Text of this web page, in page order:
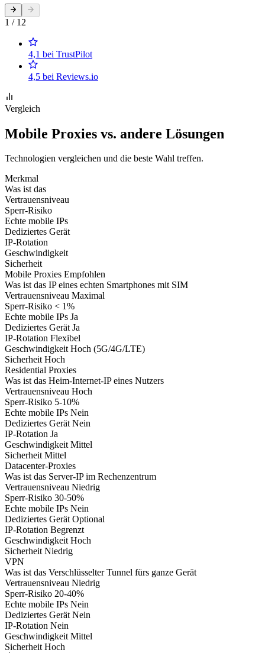
1 / 12
4,1 bei TrustPilot
4,5 bei Reviews.io
Vergleich
Mobile Proxies vs. andere Lösungen
Technologien vergleichen und die beste Wahl treffen.
Merkmal
Was ist das
Vertrauensniveau
Sperr-Risiko
Echte mobile IPs
Dediziertes Gerät
IP-Rotation
Geschwindigkeit
Sicherheit
Mobile Proxies Empfohlen
Was ist das IP eines echten Smartphones mit SIM
Vertrauensniveau Maximal
Sperr-Risiko < 1%
Echte mobile IPs Ja
Dediziertes GerätJa
IP-Rotation Flexibel
GeschwindigkeitHoch (5G/4G/LTE)
SicherheitHoch
Residential Proxies
Was ist das Heim-Internet-IP eines Nutzers
Vertrauensniveau Hoch
Sperr-Risiko 5-10%
Echte mobile IPs Nein
Dediziertes GerätNein
IP-Rotation Ja
GeschwindigkeitMittel
SicherheitMittel
Datacenter-Proxies
Was ist das Server-IP im Rechenzentrum
Vertrauensniveau Niedrig
Sperr-Risiko 30-50%
Echte mobile IPs Nein
Dediziertes GerätOptional
IP-Rotation Begrenzt
GeschwindigkeitHoch
SicherheitNiedrig
VPN
Was ist das Verschlüsselter Tunnel fürs ganze Gerät
Vertrauensniveau Niedrig
Sperr-Risiko 20-40%
Echte mobile IPs Nein
Dediziertes GerätNein
IP-Rotation Nein
GeschwindigkeitMittel
SicherheitHoch